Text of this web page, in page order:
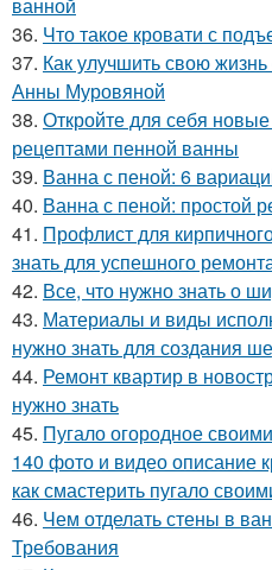
36. Что такое кровати с
37. Как улучшить свою
Анны Муровяной
38. Откройте для себя
рецептами пенной ванны
39. Ванна с пеной: 6
40. Ванна с пеной: простой
41. Профлист для
знать для успешного
42. Все, что нужно знать о
43. Материалы и виды
нужно знать для создания
44. Ремонт квартир в
нужно знать
45. Пугало огородное
140 фото и видео описание
как смастерить пугало
46. Чем отделать стены в
Требования